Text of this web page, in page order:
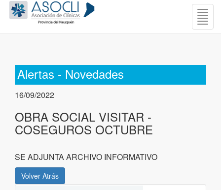
Alertas - Novedades
16/09/2022
OBRA SOCIAL VISITAR -
COSEGUROS OCTUBRE
SE ADJUNTA ARCHIVO INFORMATIVO